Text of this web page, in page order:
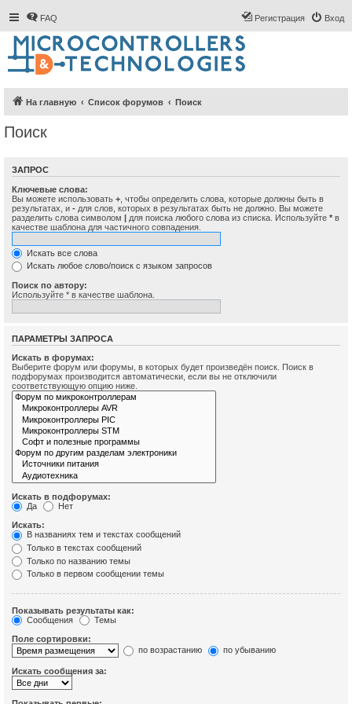
FAQ Вход
Регистрация
На главную Список форумов Поиск
Поиск
ЗАПРОС
Ключевые слова:
Вы можете использовать + , чтобы определить слова, которые должны быть в
результатах, и - для слов, которых в результатах быть не должно. Вы можете
разделить слова символом | для поиска любого слова из списка. Используйте * в
качестве шаблона для частичного совпадения.
Искать все слова
Искать любое слово/поиск с языком запросов
Поиск по автору:
Используйте * в качестве шаблона.
ПАРАМЕТРЫ ЗАПРОСА
Искать в форумах:
Выберите форум или форумы, в которых будет произведён поиск. Поиск в
подфорумах производится автоматически, если вы не отключили
соответствующую опцию ниже.
Искать в подфорумах:
Да
Нет
Искать:
В названиях тем и текстах сообщений
Только в текстах сообщений
Только по названию темы
Только в первом сообщении темы
Показывать результаты как:
Сообщения
Темы
Поле сортировки:
по возрастанию
по убыванию
Искать сообщения за: